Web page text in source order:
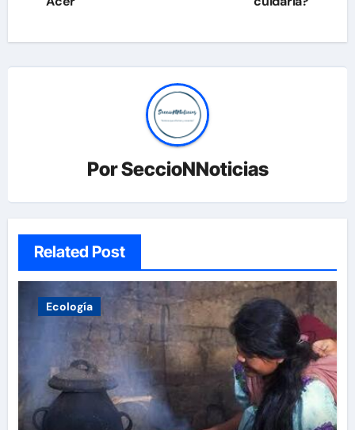
PorSeccioNNoticias
Related Post
Ecología